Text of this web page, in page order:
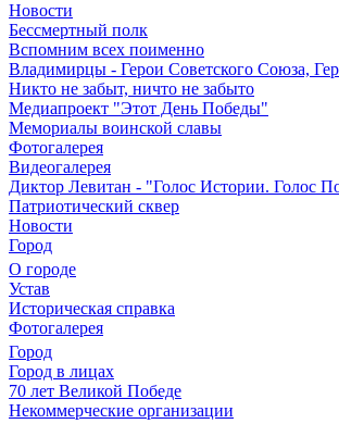
Новости
Бессмертный полк
Вспомним всех поименно
Владимирцы - Герои Советского Союза,
Никто не забыт, ничто не забыто
Медиапроект "Этот День Победы"
Мемориалы воинской славы
Фотогалерея
Видеогалерея
Диктор Левитан - "Голос Истории. Голос
Патриотический сквер
Новости
Город
О городе
Устав
Историческая справка
Фотогалерея
Город
Город в лицах
70 лет Великой Победе
Некоммерческие организации